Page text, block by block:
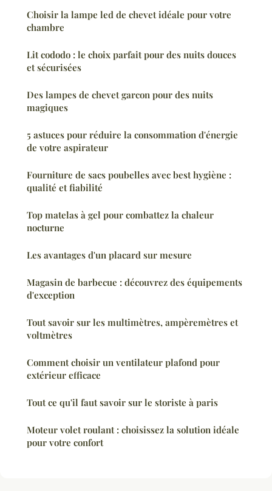
Choisir la lampe led de chevet idéale pour votre
chambre
Lit cododo : le choix parfait pour des nuits douces
et sécurisées
Des lampes de chevet garcon pour des nuits
magiques
5 astuces pour réduire la consommation d'énergie
de votre aspirateur
Fourniture de sacs poubelles avec best hygiène :
qualité et fiabilité
Top matelas à gel pour combattez la chaleur
nocturne
Les avantages d'un placard sur mesure
Magasin de barbecue : découvrez des équipements
d'exception
Tout savoir sur les multimètres, ampèremètres et
voltmètres
Comment choisir un ventilateur plafond pour
extérieur efficace
Tout ce qu'il faut savoir sur le storiste à paris
Moteur volet roulant : choisissez la solution idéale
pour votre confort